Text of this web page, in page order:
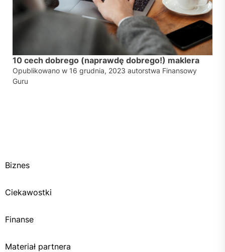
10 cech dobrego (naprawdę dobrego!) maklera
Opublikowano w 16 grudnia, 2023 autorstwa Finansowy
Guru
Biznes
Ciekawostki
Finanse
Materiał partnera